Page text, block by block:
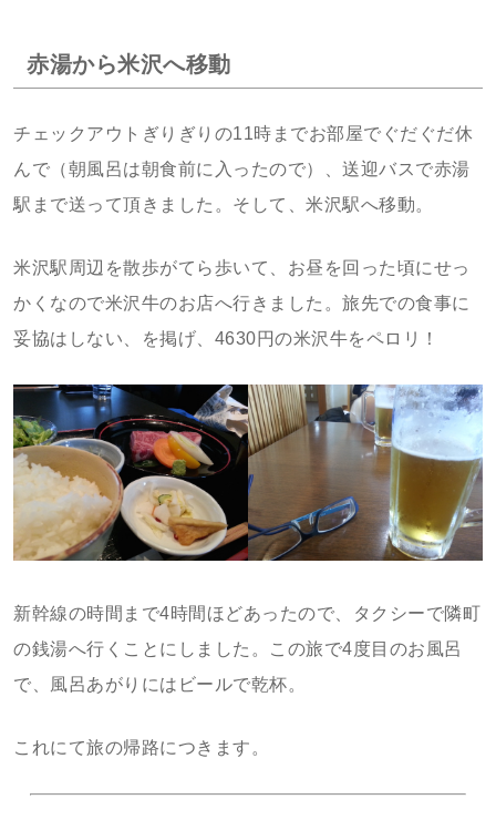
赤湯から米沢へ移動
チェックアウトぎりぎりの11時までお部屋でぐだぐだ休
んで（朝風呂は朝食前に入ったので）、送迎バスで赤湯
駅まで送って頂きました。そして、米沢駅へ移動。
米沢駅周辺を散歩がてら歩いて、お昼を回った頃にせっ
かくなので米沢牛のお店へ行きました。旅先での食事に
妥協はしない、を掲げ、4630円の米沢牛をペロリ！
新幹線の時間まで4時間ほどあったので、タクシーで隣町
の銭湯へ行くことにしました。この旅で4度目のお風呂
で、風呂あがりにはビールで乾杯。
これにて旅の帰路につきます。